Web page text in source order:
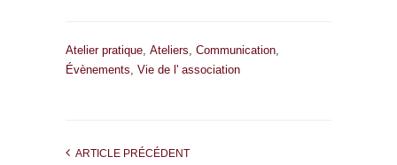
Atelier pratique Ateliers Communication
Évènements Vie de l' association
ARTICLE PRÉCÉDENT